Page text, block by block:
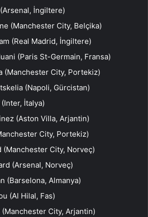
İngiltere)
(Manchester City, Belçika)
(Real Madrid, İngiltere)
(Paris St-Germain, Fransa)
(Manchester City, Portekiz)
(Napoli, Gürcistan)
İtalya)
(Aston Villa, Arjantin)
City, Portekiz)
(Manchester City, Norveç)
(Arsenal, Norveç)
(Barselona, ​​​​Almanya)
(Al Hilal, Fas)
City, Arjantin)